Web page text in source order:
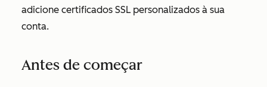
adicione certificados SSL personalizados à sua
conta.
Antes de começar